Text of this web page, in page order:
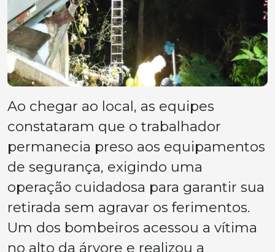
Ao chegar ao local, as equipes
constataram que o trabalhador
permanecia preso aos equipamentos
de segurança, exigindo uma
operação cuidadosa para garantir sua
retirada sem agravar os ferimentos.
Um dos bombeiros acessou a vítima
no alto da árvore e realizou a